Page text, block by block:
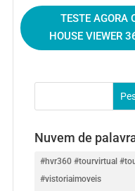
TESTE AGORA
HOUSE VIEWER
Nuvem de
#hvr360 #tourvirtual
#vistoriaimoveis